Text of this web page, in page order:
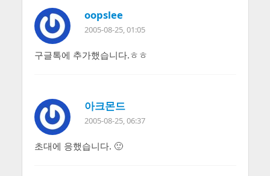
oopslee
2005-08-25, 01:05
구글톡에 추가했습니다.ㅎㅎ
아크몬드
2005-08-25, 06:37
초대에 응했습니다. 🙂